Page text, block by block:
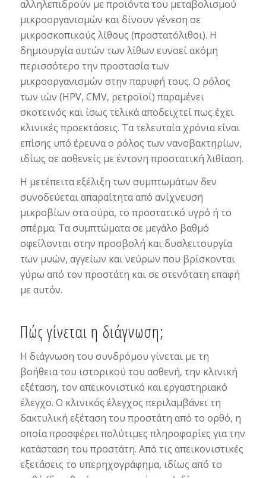
αλληλεπιδρούν με προϊόντα του μεταβολισμού
μικροοργανισμών και δίνουν γένεση σε
μικροσκοπικούς λίθους (προστατόλιθοι). Η
δημιουργία αυτών των λίθων ευνοεί ακόμη
περισσότερο την προστασία των
μικροοργανισμών στην παρυφή τους. Ο ρόλος
των ιών (HPV, CMV, ρετροϊοί) παραμένει
σκοτεινός και ίσως τελικά αποδειχτεί πως έχει
κλινικές προεκτάσεις. Τα τελευταία χρόνια είναι
επίσης υπό έρευνα ο ρόλος των νανοβακτηρίων,
ιδίως σε ασθενείς με έντονη προστατική λιθίαση.
Η μετέπειτα εξέλιξη των συμπτωμάτων δεν
συνοδεύεται απαραίτητα από ανίχνευση
μικροβίων στα ούρα, το προστατικό υγρό ή το
σπέρμα. Τα συμπτώματα σε μεγάλο βαθμό
οφείλονται στην προσβολή και δυσλειτουργία
των μυών, αγγείων και νεύρων που βρίσκονται
γύρω από τον προστάτη και σε στενότατη επαφή
με αυτόν.
Πώς γίνεται η διάγνωση;
Η διάγνωση του συνδρόμου γίνεται με τη
βοήθεια του ιστορικού του ασθενή, την κλινική
εξέταση, τον απεικονιστικό και εργαστηριακό
έλεγχο. Ο κλινικός έλεγχος περιλαμβάνει τη
δακτυλική εξέταση του προστάτη από το ορθό, η
οποία προσφέρει πολύτιμες πληροφορίες για την
κατάσταση του προστάτη. Από τις απεικονιστικές
εξετάσεις το υπερηχογράφημα, ιδίως από το